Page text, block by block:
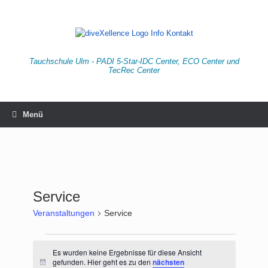
Tauchschule Ulm - PADI 5-Star-IDC Center, ECO Center und
TecRec Center
Menü
Service
Veranstaltungen Service
Hinweis
Es wurden keine Ergebnisse für diese Ansicht
gefunden. Hier geht es zu dennächsten